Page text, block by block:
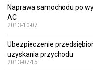
Naprawa samochodu po
AC
2013-10-07
Ubezpieczenie
uzyskania przychodu
2013-07-15